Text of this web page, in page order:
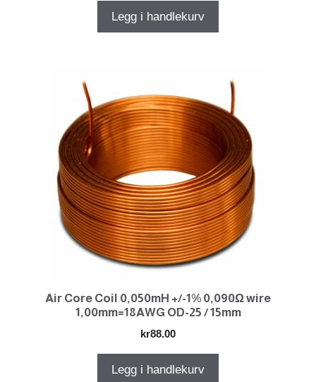
Legg i handlekurv
Air Core Coil 0,050mH +/-1% 0,090Ω wire
1,00mm=18AWG OD-25 / 15mm
kr88.00
Legg i handlekurv